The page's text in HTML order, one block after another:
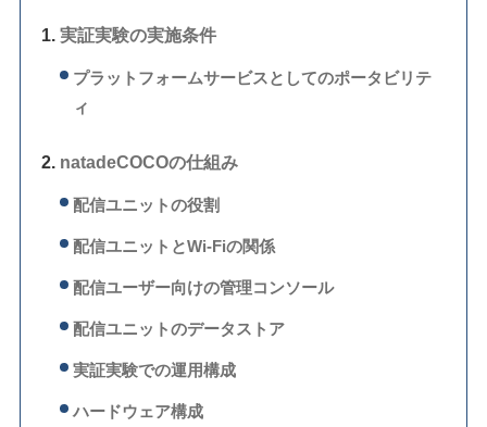
実証実験の実施条件
プラットフォームサービスとしてのポータビリテ
ィ
natadeCOCOの仕組み
配信ユニットの役割
配信ユニットとWi-Fiの関係
配信ユーザー向けの管理コンソール
配信ユニットのデータストア
実証実験での運⽤構成
ハードウェア構成